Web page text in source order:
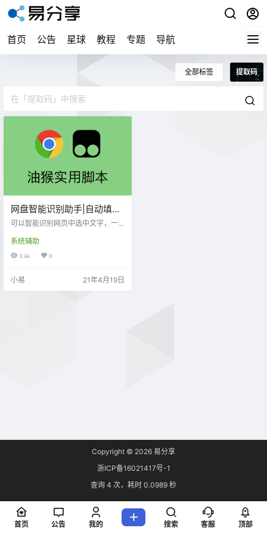
首页 公告 星球 教程 专题 导航
全部标签 提取码
网盘智能识别助手|自动填写
提取码-暴力猴、篡改猴(油
可以智能识别网页中选中文字，一
码/密码，提示并自动填写提取码。
支持识别百度网盘，腾讯微云，蓝
选中含网盘链接的文字，被选中区
域背景会变成蓝色（容错性很高，
系统辅助
3.6k 0
小易 21年4月19日
Copyright © 2026 易分享
浙ICP备16021417号-1
查询 4 次，耗时 0.0989 秒
首页 公告 我的 搜索 客服 顶部